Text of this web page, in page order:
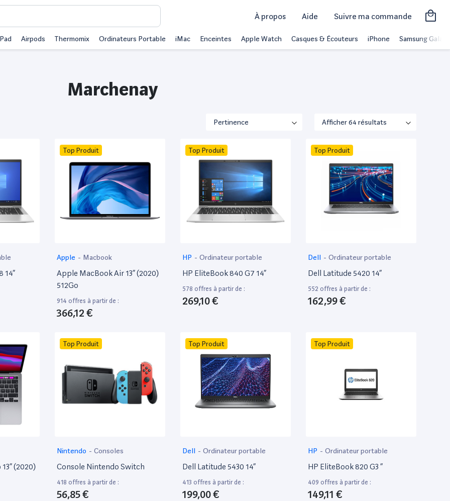
À propos Aide Suivre ma commande
Airpods Thermomix Ordinateurs Portable iMac Enceintes Apple Watch Casques & Écouteurs iPhone Samsung Galaxy
Marchenay
14”
Top Produit
Apple - Macbook
Apple MacBook Air 13” (2020)
512Go
914 offres à partir de :
366,12 €
Top Produit
HP - Ordinateur portable
HP EliteBook 840 G7 14”
578 offres à partir de :
269,10 €
Top Produit
Dell - Ordinateur portable
Dell Latitude 5420 14”
552 offres à partir de :
162,99 €
(2020)
Top Produit
Nintendo - Consoles
Console Nintendo Switch
418 offres à partir de :
56,85 €
Top Produit
Dell - Ordinateur portable
Dell Latitude 5430 14”
413 offres à partir de :
199,00 €
Top Produit
HP - Ordinateur portable
HP EliteBook 820 G3 ”
409 offres à partir de :
149,11 €